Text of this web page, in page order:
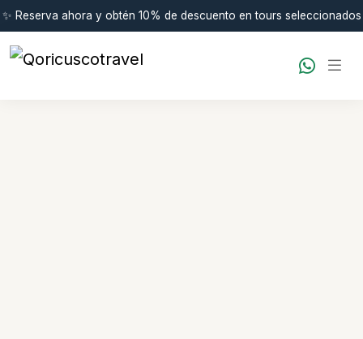
✨ Reserva ahora y obtén 10% de descuento en tours seleccionados